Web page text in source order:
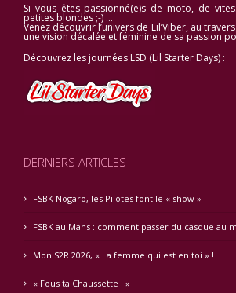
Si vous êtes passionné(e)s de moto, de
petites blondes ;-) …
Venez découvrir l’univers de Lil’Viber, au
une vision décalée et féminine de sa passion
Découvrez les journées LSD (Lil Starter Days) :
DERNIERS ARTICLES
FSBK Nogaro, les Pilotes font le « show » !
FSBK au Mans : comment passer du casque au
Mon S2R 2026, « La femme qui est en toi » !
« Fous ta Chaussette ! »